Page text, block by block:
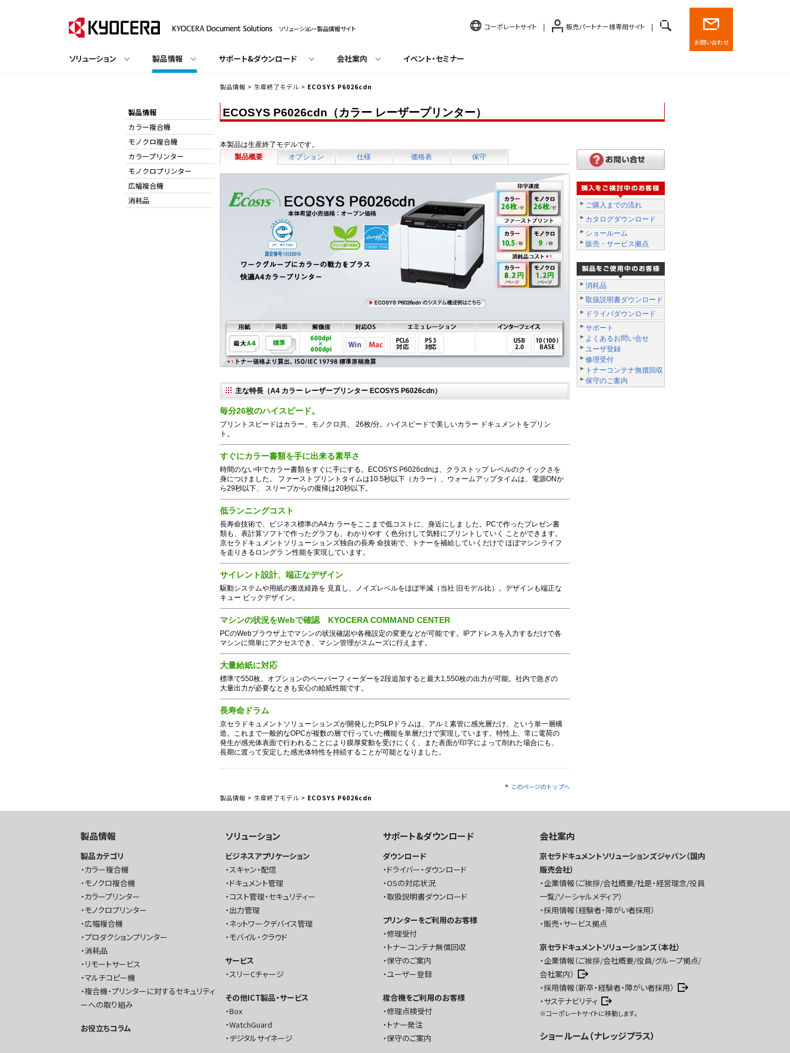
ソリューション・製品情報サイト コーポレートサイト 販売パートナー様専用サイト
お問い合わせ
ソリューション 製品情報 サポート&ダウンロード 会社案内 イベント・セミナー
製品情報 > 生産終了モデル > ECOSYS P6026cdn
ECOSYS P6026cdn（カラー レーザープリンター）
本製品は生産終了モデルです。
製品概要
オプション 仕様 価格表 保守
主な特長（A4 カラー レーザープリンター ECOSYS P6026cdn）
毎分26枚のハイスピード。
プリントスピードはカラー、モノクロ共、 26枚/分。ハイスピードで美しいカラー ドキュメントをプリン
ト。
すぐにカラー書類を手に出来る素早さ
時間のない中でカラー書類をすぐに手にする。ECOSYS P6026cdnは、クラストップ レベルのクイックさを
身につけました。 ファーストプリントタイムは10.5秒以下（カラー）、ウォームアップタイムは、電源ONか
ら29秒以下、 スリープからの復帰は20秒以下。
低ランニングコスト
長寿命技術で、ビジネス標準のA4カ ラーをここまで低コストに、身近にしま した。PCで作ったプレゼン書
類も、表計算ソフトで作ったグラフも、わかりやす く色分けして気軽にプリントしていく ことができます。
京セラドキュメントソリューションズ独自の長寿 命技術で、トナーを補給していくだけで ほぼマシンライフ
を走りきるロングラ ン性能を実現しています。
サイレント設計、端正なデザイン
駆動システムや用紙の搬送経路を 見直し、ノイズレベルをほぼ半減（当社 旧モデル比）。デザインも端正な
キュー ビックデザイン。
マシンの状況をWebで確認 KYOCERA COMMAND CENTER
PCのWebブラウザ上でマシンの状況確認や各種設定の変更などが可能です。IPアドレスを入力するだけで各
マシンに簡単にアクセスでき、マシン管理がスムーズに行えます。
大量給紙に対応
標準で550枚、オプションのペーパーフィーダーを2段追加すると最大1,550枚の出力が可能。社内で急ぎの
大量出力が必要なときも安心の給紙性能です。
長寿命ドラム
京セラドキュメントソリューションズが開発したPSLPドラムは、アルミ素管に感光層だけ、という単一層構
造。これまで一般的なOPCが複数の層で行っていた機能を単層だけで実現しています。特性上、常に電荷の
発生が感光体表面で行われることにより膜厚変動を受けにくく、また表面が印字によって削れた場合にも、
長期に渡って安定した感光体特性を持続することが可能となりました。
ご購入までの流れ
カタログダウンロード
ショールーム
販売・サービス拠点
消耗品
取扱説明書ダウンロード
ドライバダウンロード
サポート
よくあるお問い合せ
ユーザ登録
修理受付
トナーコンテナ無償回収
保守のご案内
製品情報
カラー複合機
モノクロ複合機
カラープリンター
モノクロプリンター
広幅複合機
消耗品
このページのトップへ
製品情報 > 生産終了モデル > ECOSYS P6026cdn
製品情報
製品カテゴリ
カラー複合機
モノクロ複合機
カラープリンター
モノクロプリンター
広幅複合機
プロダクションプリンター
消耗品
リモートサービス
マルチコピー機
複合機・プリンターに対するセキュリティ
ーへの取り組み
お役立ちコラム
ソリューション
ビジネスアプリケーション
スキャン・配信
ドキュメント管理
コスト管理・セキュリティー
出力管理
ネットワークデバイス管理
モバイル・クラウド
サービス
スリーCチャージ
その他ICT製品・サービス
Box
WatchGuard
デジタルサイネージ
サポート&ダウンロード
ダウンロード
ドライバー・ダウンロード
OSの対応状況
取扱説明書ダウンロード
プリンターをご利用のお客様
修理受付
トナーコンテナ無償回収
保守のご案内
ユーザー登録
複合機をご利用のお客様
修理点検受付
トナー発注
保守のご案内
会社案内
京セラドキュメントソリューションズジャパン（国内
販売会社）
企業情報（ご挨拶/会社概要/社是・経営理念/役員
一覧/ソーシャルメディア）
採用情報（経験者・障がい者採用）
販売・サービス拠点
京セラドキュメントソリューションズ（本社）
企業情報（ご挨拶/会社概要/役員/グループ拠点/
会社案内）
採用情報（新卒・経験者・障がい者採用）
サステナビリティ
※コーポレートサイトに移動します。
ショールーム（ナレッジプラス）